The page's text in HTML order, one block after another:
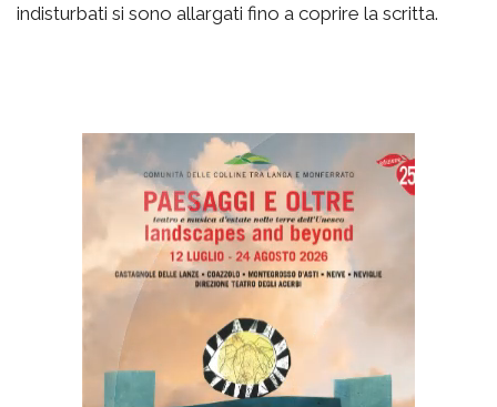
indisturbati si sono allargati fino a coprire la scritta.